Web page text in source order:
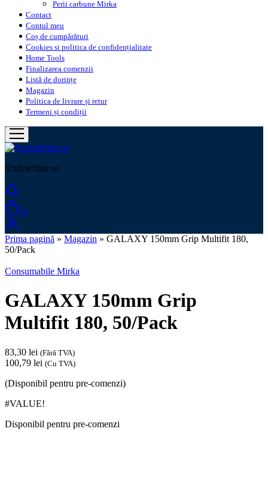
Perii carbune Mirka
Contact
Contul meu
Coș de cumpărături
Cookies si politica de confidențialitate
Home Tools
Finalizarea comenzii
Listă de dorințe
Magazin
Politica de livrare și retur
Termeni și condiții
Sculeieftine.ro
0
Prima pagină » Magazin » GALAXY 150mm Grip Multifit 180,
50/Pack
Consumabile Mirka
GALAXY 150mm Grip
Multifit 180, 50/Pack
83,30 lei (Fără TVA)
100,79 lei (Cu TVA)
(Disponibil pentru pre-comenzi)
#VALUE!
Disponibil pentru pre-comenzi